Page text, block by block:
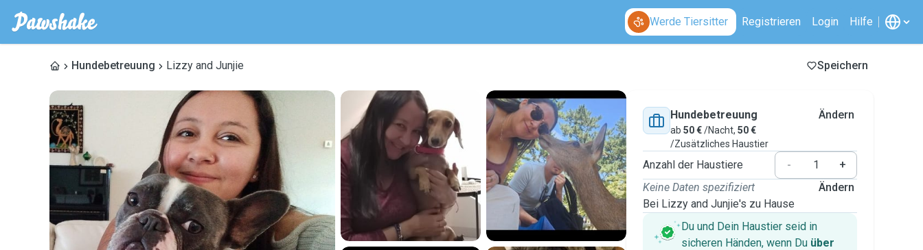
Werde Tiersitter Registrieren Login Hilfe
Hundebetreuung Lizzy and Junjie Speichern
Hundebetreuung
ab 50 €/Nacht, 50 €
/Zusätzliches Haustier
Ändern
Anzahl der Haustiere -
+
Keine Daten spezifiziert
Bei Lizzy and Junjie's zu Hause
Ändern
Du und Dein Haustier seid in
sicheren Händen, wenn Du über